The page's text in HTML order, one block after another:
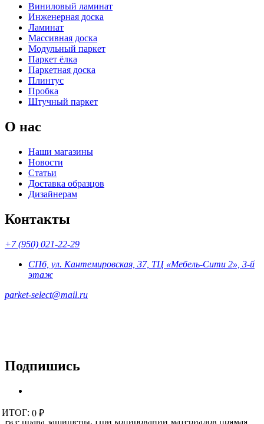
ИТОГ: 0 ₽
ИТОГ: 0 ₽
Виниловый ламинат
Инженерная доска
Ламинат
Массивная доска
Модульный паркет
Паркет ёлка
Паркетная доска
Плинтус
Пробка
Штучный паркет
О нас
Наши магазины
Новости
Статьи
Доставка образцов
Дизайнерам
Контакты
+7 (950) 021-22-29
СПб, ул. Кантемировская, 37, ТЦ «Мебель-Сити 2», 3-й
этаж
parket-select@mail.ru
Подпишись
© 2015 - 2026 «Parket-Select» - магазин напольных покрытий.
Все права защищены. При копировании материалов прямая